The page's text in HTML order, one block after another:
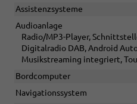
Assistenzsysteme
Audioanlage
Radio/MP3-Player,
Digitalradio DAB, Android
Musikstreaming integriert,
Bordcomputer
Navigationssystem